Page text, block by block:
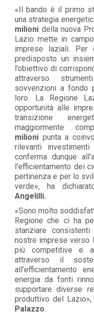
«Il bando è il primo
una strategia
milioni della nuova
Lazio mette in
imprese laziali. Per
predisposto un
l’obiettivo di
attraverso
sovvenzioni a fondo
loro. La Regione
opportunità alle
transizione
maggiormente
milioni punta a
rilevanti
conferma dunque
l’efficientamento dei
pertinenza e per lo
verde», ha
Angelilli.
«Sono molto
Regione che ci ha
stanziare
nostre imprese verso
più competitive e
attraverso il
all’efficientamento
energia da fonti
supportare diverse
produttivo del
Palazzo.